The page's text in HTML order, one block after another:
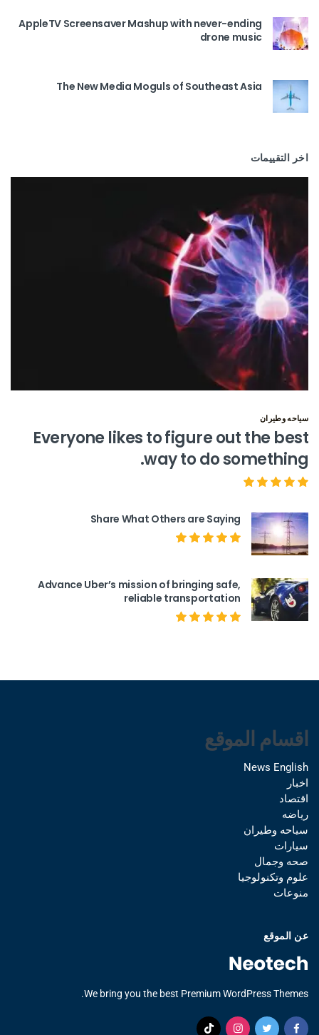
AppleTV Screensaver Mashup with never-ending
drone music
The New Media Moguls of Southeast Asia
اخر التقييمات
سياحه وطيران
Everyone likes to figure out the best
way to do something.
Share What Others are Saying
Advance Uber’s mission of bringing safe,
reliable transportation
اقسام الموقع
News English
اخبار
اقتصاد
رياضه
سياحه وطيران
سيارات
صحه وجمال
علوم وتكنولوجيا
منوعات
عن الموقع
We bring you the best Premium WordPress Themes.